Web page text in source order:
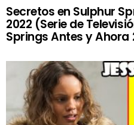
Secretos en Sulphur
2022 (Serie de
Springs Antes y Ahora